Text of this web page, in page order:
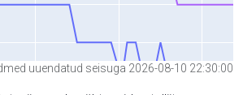
uuendatud seisuga 2026-08-10 22:30:00